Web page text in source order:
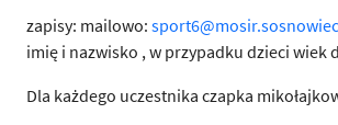
zapisy: mailowo:
imię i nazwisko , w przypadku dzieci wiek
Dla każdego uczestnika czapka